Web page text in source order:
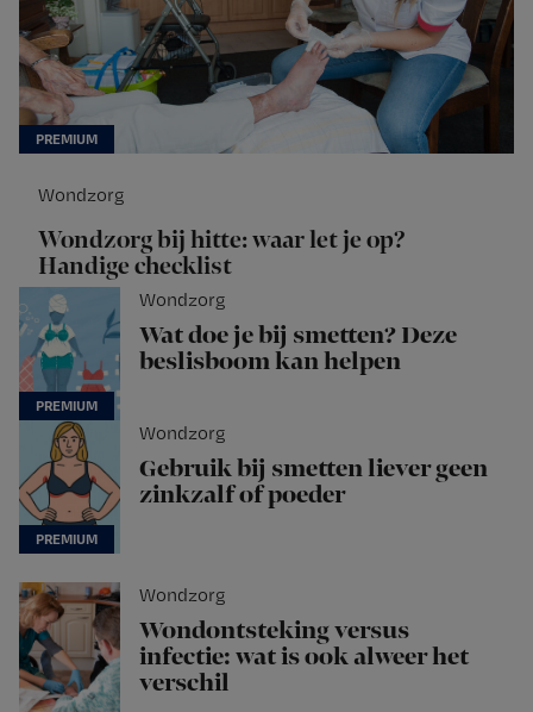
Wondzorg
Wondzorg bij hitte: waar let je op?
Handige checklist
Wondzorg
Wat doe je bij smetten? Deze
beslisboom kan helpen
Wondzorg
Gebruik bij smetten liever geen
zinkzalf of poeder
Wondzorg
Wondontsteking versus
infectie: wat is ook alweer het
verschil